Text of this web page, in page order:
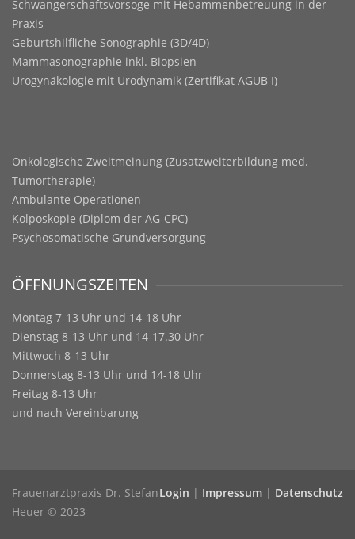
Schwangerschaftsvorsoge mit Hebammenbetreuung in der
Praxis
Geburtshilfliche Sonographie (3D/4D)
Mammasonographie inkl. Biopsien
Urogynäkologie mit Urodynamik (Zertifikat AGUB I)
Onkologische Zweitmeinung (Zusatzweiterbildung med.
Tumortherapie)
Ambulante Operationen
Kolposkopie (Diplom der AG-CPC)
Psychosomatische Grundversorgung
ÖFFNUNGSZEITEN
Montag 7-13 Uhr und 14-18 Uhr
Dienstag 8-13 Uhr und 14-17.30 Uhr
Mittwoch 8-13 Uhr
Donnerstag 8-13 Uhr und 14-18 Uhr
Freitag 8-13 Uhr
und nach Vereinbarung
Login | Impressum | Datenschutz
Frauenarztpraxis Dr. Stefan
Heuer © 2023